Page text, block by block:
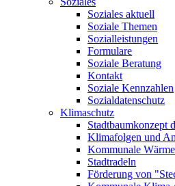
Soziales aktuell
Soziale Themen
Sozialleistungen
Formulare
Soziale Beratung
Kontakt
Soziale Kennzahlen
Sozialdatenschutz
Klimaschutz
Stadtbaumkonzept
Klimafolgen und
Kommunale
Stadtradeln
Förderung von